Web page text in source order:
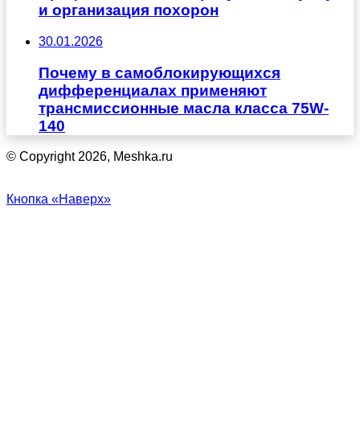
и организация похорон
30.01.2026
Почему в самоблокирующихся
дифференциалах применяют
трансмиссионные масла класса 75W-
140
© Copyright 2026, Meshka.ru
Кнопка «Наверх»